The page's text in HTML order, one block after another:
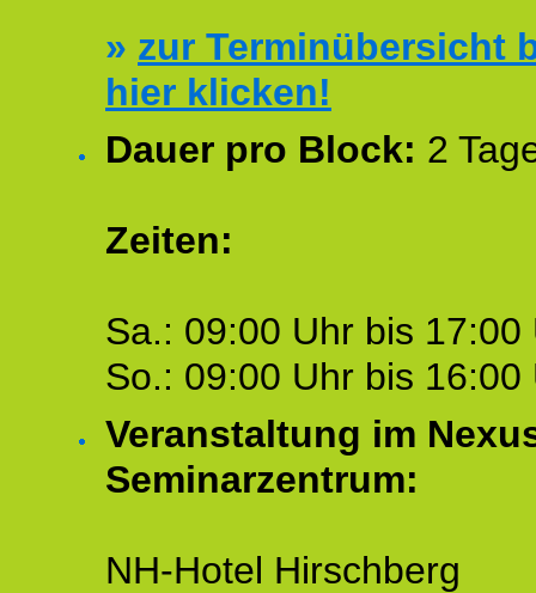
» zur Terminübersicht
hier klicken!
Dauer pro Block: 2
Zeiten:
Sa.: 09:00 Uhr bis 17:00
So.: 09:00 Uhr bis 16:00
Veranstaltung im
Seminarzentrum:
NH-Hotel Hirschberg